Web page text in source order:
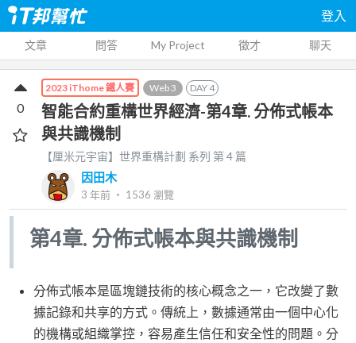
登入
文章 問答 My Project 徵才 聊天
2023 iThome 鐵人賽 Web 3 DAY4
智能合約重構世界經濟-第4章. 分佈式帳本
與共識機制
【厘米元宇宙】世界重構計劃 系列 第4 篇
因田木
3 年前 ‧ 1536 瀏覽
0
第4章. 分佈式帳本與共識機制
分佈式帳本是區塊鏈技術的核心概念之一，它改變了數
據記錄和共享的方式。傳統上，數據通常由一個中心化
的機構或組織掌控，容易產生信任和安全性的問題。分